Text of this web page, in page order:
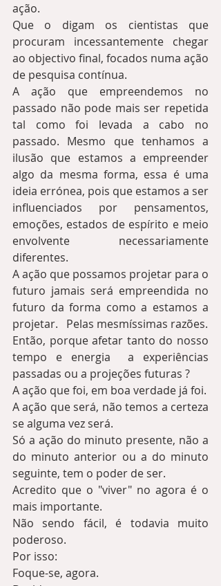
ação.
Que o digam os cientistas que
procuram incessantemente chegar
ao objectivo final, focados numa ação
de pesquisa contínua.
A ação que empreendemos no
passado não pode mais ser repetida
tal como foi levada a cabo no
passado. Mesmo que tenhamos a
ilusão que estamos a empreender
algo da mesma forma, essa é uma
ideia errónea, pois que estamos a ser
influenciados por pensamentos,
emoções, estados de espírito e meio
envolvente necessariamente
diferentes.
A ação que possamos projetar para o
futuro jamais será empreendida no
futuro da forma como a estamos a
Então, porque afetar tanto do nosso
tempo e energia  a experiências
passadas ou a projeções futuras ?
A ação que será, não temos a certeza
se alguma vez será.
Só a ação do minuto presente, não a
do minuto anterior ou a do minuto
seguinte, tem o poder de ser.
Acredito que o "viver" no agora é o
mais importante.
Não sendo fácil, é todavia muito
poderoso.
Por isso:
Foque-se, agora.